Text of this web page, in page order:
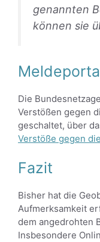
genannten
können sie
Die
Verstößen gegen
geschaltet, über
Verstöße gegen
Fazit
Bisher hat die
Aufmerksamkeit
dem angedrohten
Insbesondere